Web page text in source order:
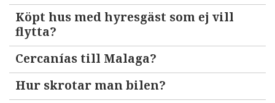
Köpt hus med hyresgäst som ej vill
flytta?
Cercanías till Malaga?
Hur skrotar man bilen?